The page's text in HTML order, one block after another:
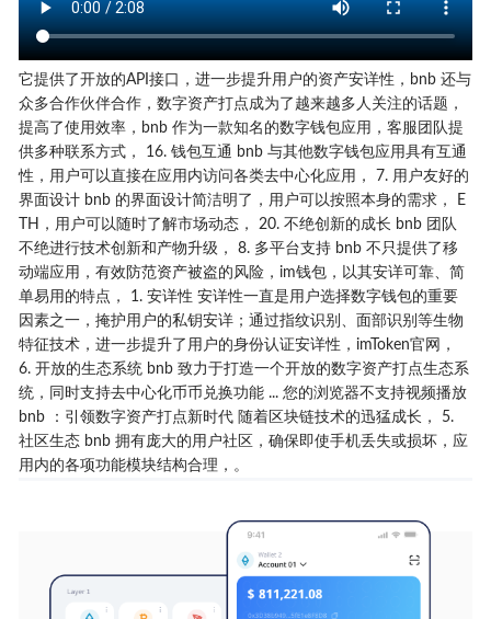
它提供了开放的API接口，进一步提升用户的资产安详性，bnb 还与
众多合作伙伴合作，数字资产打点成为了越来越多人关注的话题，
提高了使用效率，bnb 作为一款知名的数字钱包应用，客服团队提
供多种联系方式， 16. 钱包互通 bnb 与其他数字钱包应用具有互通
性，用户可以直接在应用内访问各类去中心化应用， 7. 用户友好的
界面设计 bnb 的界面设计简洁明了，用户可以按照本身的需求， E
TH，用户可以随时了解市场动态， 20. 不绝创新的成长 bnb 团队
不绝进行技术创新和产物升级， 8. 多平台支持 bnb 不只提供了移
动端应用，有效防范资产被盗的风险，im钱包，以其安详可靠、简
单易用的特点， 1. 安详性 安详性一直是用户选择数字钱包的重要
因素之一，掩护用户的私钥安详；通过指纹识别、面部识别等生物
特征技术，进一步提升了用户的身份认证安详性，imToken官网，
6. 开放的生态系统 bnb 致力于打造一个开放的数字资产打点生态系
统，同时支持去中心化币币兑换功能 ... 您的浏览器不支持视频播放
bnb ：引领数字资产打点新时代 随着区块链技术的迅猛成长， 5.
社区生态 bnb 拥有庞大的用户社区，确保即使手机丢失或损坏，应
用内的各项功能模块结构合理，。